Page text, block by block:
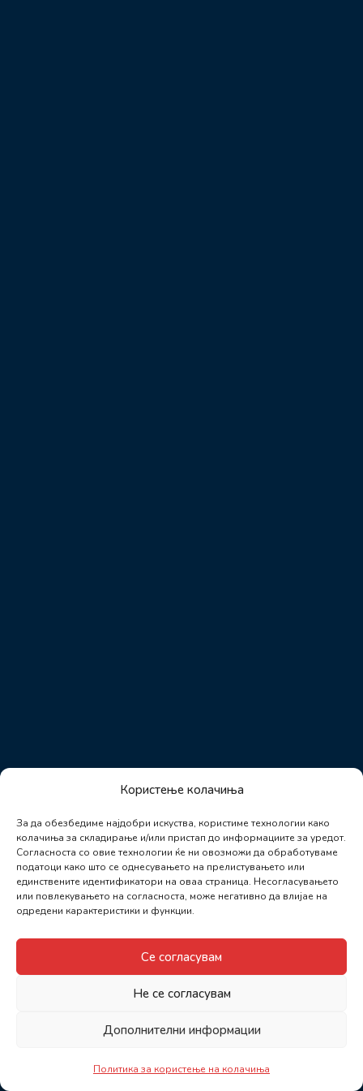
Користење колачиња
За да обезбедиме најдобри искуства, користиме технологии како
колачиња за складирање и/или пристап до информациите за уредот.
Согласноста со овие технологии ќе ни овозможи да обработуваме
податоци како што се однесувањето на прелистувањето или
единствените идентификатори на оваа страница. Несогласувањето
или повлекувањето на согласноста, може негативно да влијае на
одредени карактеристики и функции.
Се согласувам
Не се согласувам
Дополнителни информации
Политика за користење на колачиња